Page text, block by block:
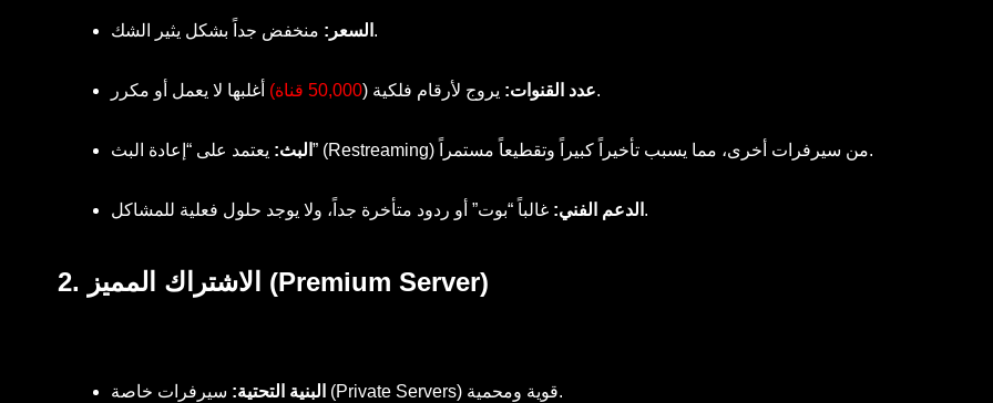
السعر: منخفض جداً بشكل يثير الشك.
عدد القنوات: يروج لأرقام فلكية (50,000 قناة) أغلبها لا يعمل أو مكرر.
البث: يعتمد على “إعادة البث” (Restreaming) من سيرفرات أخرى، مما يسبب تأخيراً كبيراً وتقطيعاً مستمراً.
الدعم الفني: غالباً “بوت” أو ردود متأخرة جداً، ولا يوجد حلول فعلية للمشاكل.
2. الاشتراك المميز (Premium Server)
البنية التحتية: سيرفرات خاصة (Private Servers) قوية ومحمية.